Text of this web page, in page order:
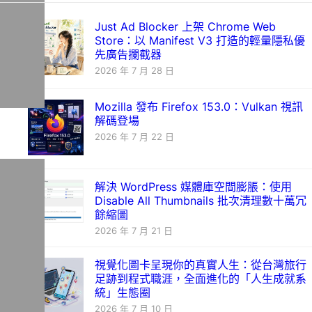
Just Ad Blocker 上架 Chrome Web
Store：以 Manifest V3 打造的輕量隱私優
先廣告攔截器
2026 年 7 月 28 日
Mozilla 發布 Firefox 153.0：Vulkan 視訊
解碼登場
2026 年 7 月 22 日
解決 WordPress 媒體庫空間膨脹：使用
Disable All Thumbnails 批次清理數十萬冗
餘縮圖
2026 年 7 月 21 日
視覺化圖卡呈現你的真實人生：從台灣旅行
足跡到程式職涯，全面進化的「人生成就系
統」生態圈
2026 年 7 月 10 日